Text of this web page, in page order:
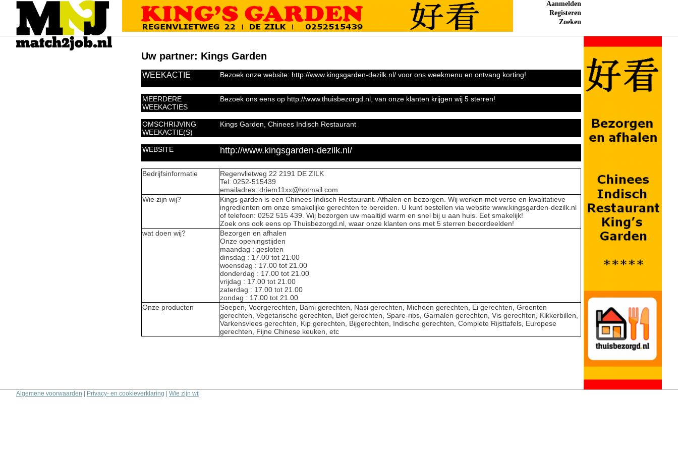
Aanmelden
Registeren
Zoeken
Uw partner: Kings Garden
WEEKACTIE Bezoek onze website: http://www.kingsgarden-dezilk.nl/ voor ons weekmenu en ontvang korting!
MEERDERE
WEEKACTIES
Bezoek ons eens op http://www.thuisbezorgd.nl, van onze klanten krijgen wij 5 sterren!
OMSCHRIJVING
WEEKACTIE(S)
Kings Garden, Chinees Indisch Restaurant
WEBSITE http://www.kingsgarden-dezilk.nl/
Bedrijfsinformatie
Regenvlietweg 22 2191 DE ZILK
Tel: 0252-515439
emailadres: driem11xx@hotmail.com
Wie zijn wij?
Kings garden is een Chinees Indisch Restaurant. Afhalen en bezorgen. Wij werken met verse en kwalitatieve
ingredienten om onze smakelijke gerechten te bereiden. U kunt bestellen via website www.kingsgarden-dezilk.nl
of telefoon: 0252 515 439. Wij bezorgen uw maaltijd warm en snel bij u aan huis. Eet smakelijk!
Zoek ons ook eens op Thuisbezorgd.nl, waar onze klanten ons met 5 sterren beoordeelden!
wat doen wij?
Bezorgen en afhalen
Onze openingstijden
maandag : gesloten
dinsdag : 17.00 tot 21.00
woensdag : 17.00 tot 21.00
donderdag : 17.00 tot 21.00
vrijdag : 17.00 tot 21.00
zaterdag : 17.00 tot 21.00
zondag : 17.00 tot 21.00
Onze producten
Soepen, Voorgerechten, Bami gerechten, Nasi gerechten, Michoen gerechten, Ei gerechten, Groenten
gerechten, Vegetarische gerechten, Bief gerechten, Spare-ribs, Garnalen gerechten, Vis gerechten, Kikkerbillen,
Varkensvlees gerechten, Kip gerechten, Bijgerechten, Indische gerechten, Complete Rijsttafels, Europese
gerechten, Fijne Chinese keuken, etc
Algemene voorwaarden Privacy- en cookieverklaring Wie zijn wij